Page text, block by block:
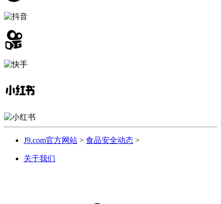
J9.com官方网站 > 食品安全动态 >
关于我们